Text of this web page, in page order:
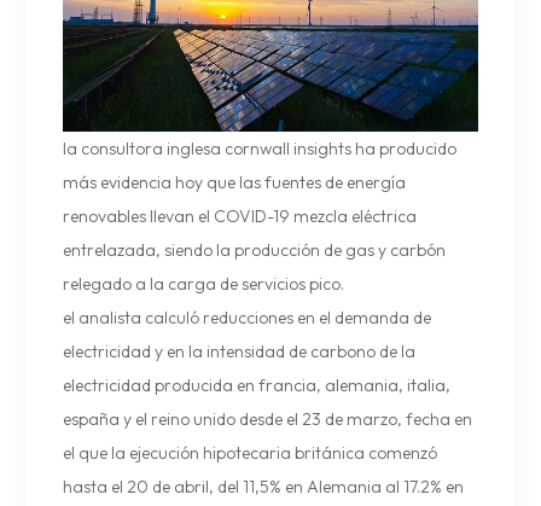
la consultora inglesa cornwall insights ha producido
más evidencia hoy que las fuentes de energía
renovables llevan el COVID-19 mezcla eléctrica
entrelazada, siendo la producción de gas y carbón
relegado a la carga de servicios pico.
el analista calculó reducciones en el demanda de
electricidad y en la intensidad de carbono de la
electricidad producida en francia, alemania, italia,
españa y el reino unido desde el 23 de marzo, fecha en
el que la ejecución hipotecaria británica comenzó
hasta el 20 de abril, del 11,5% en Alemania al 17.2% en